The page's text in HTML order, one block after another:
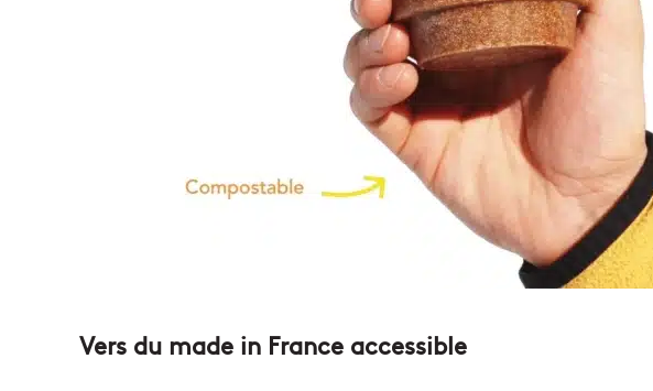
Vers du made in France accessible